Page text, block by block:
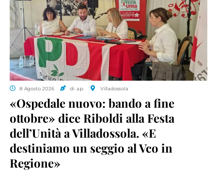
8 Agosto 2026 di a.p. Villadossola
«Ospedale nuovo: bando a fine
ottobre» dice Riboldi alla Festa
dell’Unità a Villadossola. «E
destiniamo un seggio al Vco in
Regione»